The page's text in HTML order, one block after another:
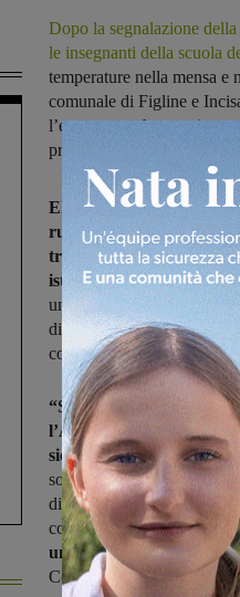
Dopo la segnalazione
le insegnanti della scuola
temperature nella mensa e
comunale di Figline e
l’emergenza, ha
promettendo anche di
Elena Mazza,
ruolo di raccordo del
tradurre il legittimo
istituzionale efficace. “A
un colloquio diretto con il
dimostrato fin dal primo
concreto verso la tutela
“Siamo molto soddisfatti
l’Amministrazione sta
sicurezza di tutti.La
sono intervenuti, inviando
di oggi e procedendo
condizionatori portatili e
una politica attenta
Come Comitato,